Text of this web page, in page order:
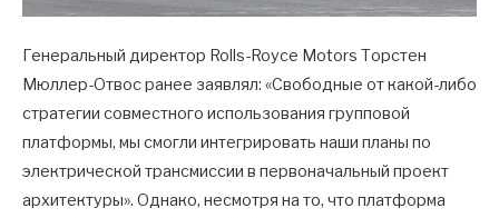
Генеральный директор Rolls-Royce Motors Торстен
Мюллер-Отвос ранее заявлял: «Свободные от какой-либо
стратегии совместного использования групповой
платформы, мы смогли интегрировать наши планы по
электрической трансмиссии в первоначальный проект
архитектуры». Однако, несмотря на то, что платформа